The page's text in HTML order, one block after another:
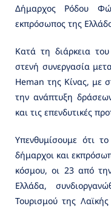
Δήμαρχος Ρόδου
εκπρόσωπος της
Κατά τη διάρκεια
στενή συνεργασία
Heman της Κίνας, με
την ανάπτυξη
και τις επενδυτικές
Υπενθυμίσουμε ότι
δήμαρχοι και
κόσμου, οι 23 από
Ελλάδα,
Τουρισμού της